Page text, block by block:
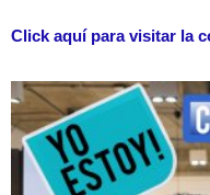
Click aquí para visitar la